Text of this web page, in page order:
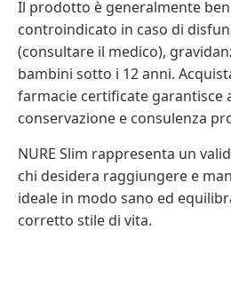
Il prodotto è generalmente
controindicato in caso di
(consultare il medico),
bambini sotto i 12 anni.
farmacie certificate garantisce
conservazione e consulenza
NURE Slim rappresenta un
chi desidera raggiungere e
ideale in modo sano ed
corretto stile di vita.